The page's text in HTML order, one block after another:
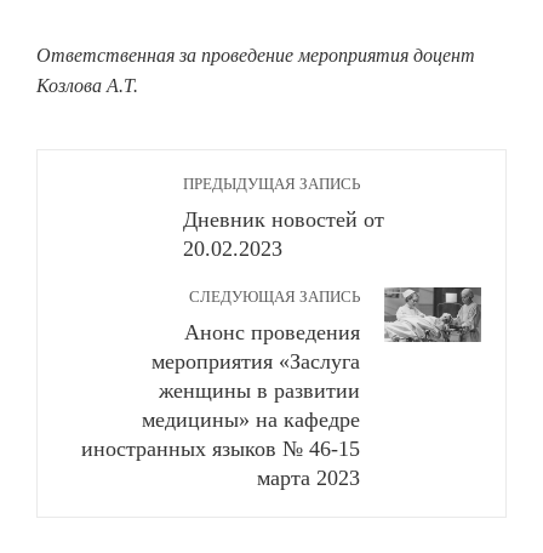
Ответственная за проведение мероприятия доцент
Козлова А.Т.
ПРЕДЫДУЩАЯ ЗАПИСЬ
Дневник новостей от
20.02.2023
СЛЕДУЮЩАЯ ЗАПИСЬ
Анонс проведения
мероприятия «Заслуга
женщины в развитии
медицины» на кафедре
иностранных языков № 46-15
марта 2023